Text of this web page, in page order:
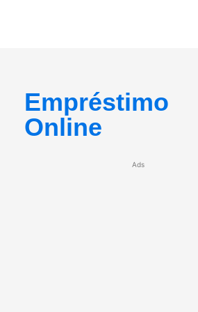
Empréstimo
Online
Ads